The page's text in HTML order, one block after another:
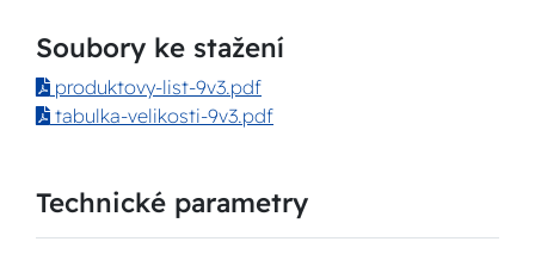
Soubory ke stažení
produktovy-list-9v3.pdf
tabulka-velikosti-9v3.pdf
Technické parametry